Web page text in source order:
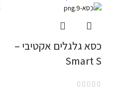
כסא גלגלים אקטיבי –
Smart S